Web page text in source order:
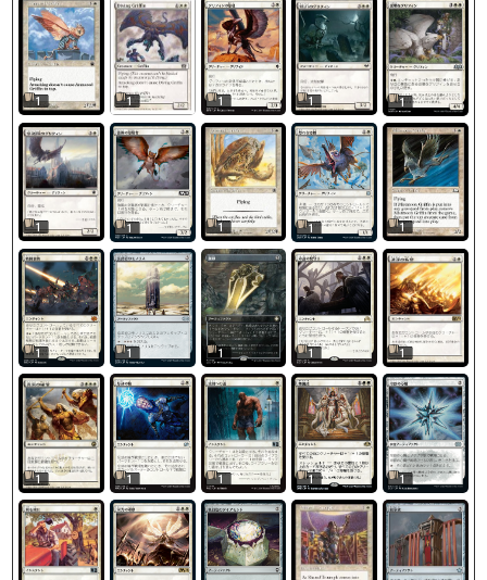
1 1 1 1 1
1 1 1 1 1
1 1 1 1 1
1 1 1 1 1